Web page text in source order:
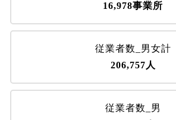
16,978事業所
従業者数_男女計
206,757人
従業者数_男